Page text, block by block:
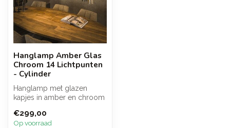
Hanglamp Amber Glas
Chroom 14 Lichtpunten
- Cylinder
Hanglamp met glazen
kapjes in amber en chroom
armatuur in ...
€299,00
Op voorraad